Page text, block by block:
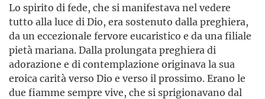
Lo spirito di fede, che si manifestava nel vedere
tutto alla luce di Dio, era sostenuto dalla preghiera,
da un eccezionale fervore eucaristico e da una filiale
pietà mariana. Dalla prolungata preghiera di
adorazione e di contemplazione originava la sua
eroica carità verso Dio e verso il prossimo. Erano le
due fiamme sempre vive, che si sprigionavano dal